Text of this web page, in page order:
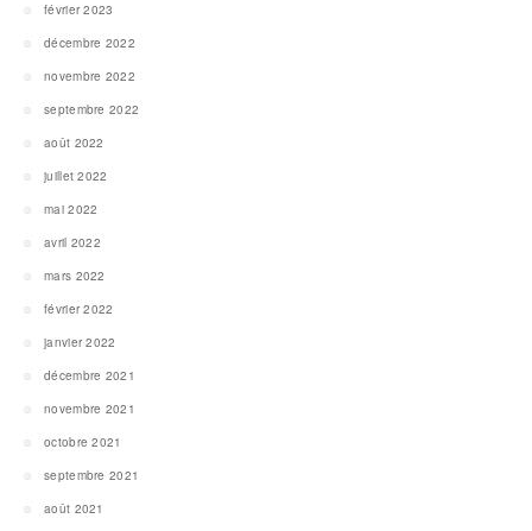
février 2023
décembre 2022
novembre 2022
septembre 2022
août 2022
juillet 2022
mai 2022
avril 2022
mars 2022
février 2022
janvier 2022
décembre 2021
novembre 2021
octobre 2021
septembre 2021
août 2021